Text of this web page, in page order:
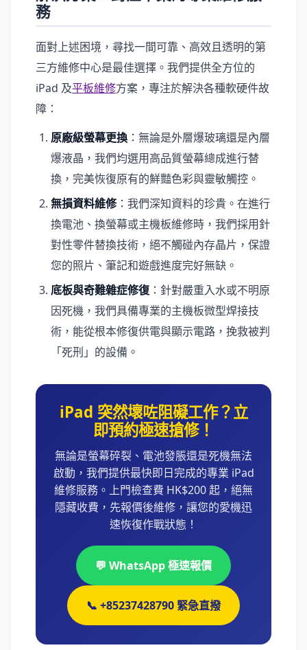
務
面對上述困境，尋找一間可靠、高效且透明的第
三方維修中心是最佳選擇。我們提供全方位的
iPad 及平板維修方案，專注於解決各種軟硬件故
障：
原廠級螢幕更換 ：無論是外層爆玻璃還是內層
爆液晶，我們均選用高品質螢幕總成進行替
換，完美恢復原有的鮮豔色彩與靈敏觸控。
無損資料維修：我們深知資料的珍貴。在進行
換電池、換螢幕或主機板維修時，我們採用針
對性零件替換技術，絕不觸碰內存晶片，保證
您的照片、筆記和遊戲進度完好無缺。
底板與奇難雜症修復 ：針對嚴重入水或不明原
因死機，我們具備專業的主機板微型焊接技
術，能從根本修復供電與顯示電路，挽救被判
「死刑」的設備。
iPad 突然壞咗阻礙工作？立
即預約極速搶修！
無論是螢幕碎裂、電池發脹還是死機無法
啟動，我們提供最快即日完成的專業 iPad
維修服務。上門檢查費 HK$200 起，絕無
隱藏收費，先報價後維修，讓您的愛機迅
速恢復作戰狀態！
💬 WhatsApp 極速報價
📞 +85237428790 緊急直撥